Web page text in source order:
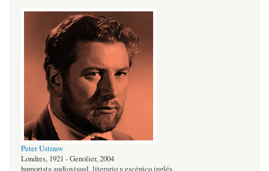
Peter Ustinov
Londres, 1921 - Genolier, 2004